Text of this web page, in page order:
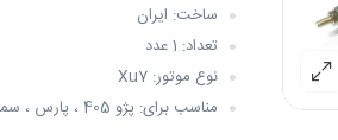
ساخت: ایران
تعداد: 1 عدد
نوع موتور: Xu7
مناسب برای: پژو 405 ، پارس ، سمند